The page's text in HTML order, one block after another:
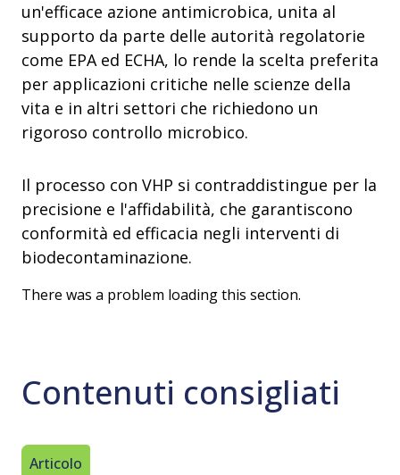
un'efficace azione antimicrobica, unita al
supporto da parte delle autorità regolatorie
come EPA ed ECHA, lo rende la scelta preferita
per applicazioni critiche nelle scienze della
vita e in altri settori che richiedono un
rigoroso controllo microbico.
Il processo con VHP si contraddistingue per la
precisione e l'affidabilità, che garantiscono
conformità ed efficacia negli interventi di
biodecontaminazione.
There was a problem loading this section.
Contenuti consigliati
Articolo